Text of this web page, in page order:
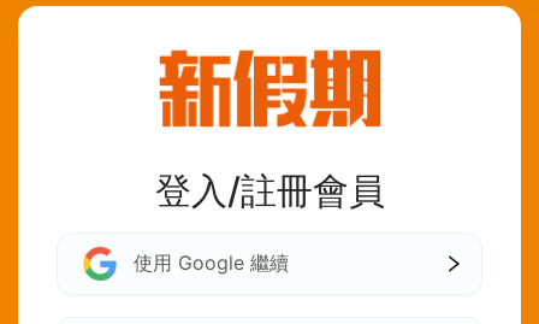
登入/註冊會員
使用 Google 繼續